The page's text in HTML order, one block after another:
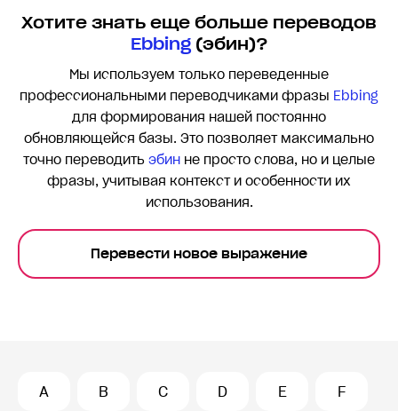
Хотите знать еще больше переводов
Ebbing(эбин)?
Мы используем только переведенные
профессиональными переводчиками фразы Ebbing
для формирования нашей постоянно
обновляющейся базы. Это позволяет максимально
точно переводить эбин не просто слова, но и целые
фразы, учитывая контекст и особенности их
использования.
Перевести новое выражение
A B C D E F